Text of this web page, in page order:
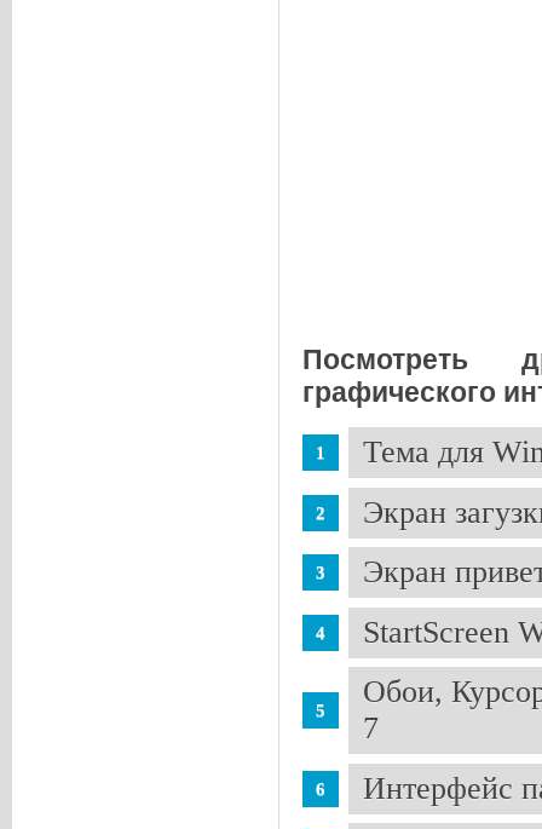
Посмотреть
графического
Тема для
Экран
Экран
StartScreen
Обои,
7
Интерфейс